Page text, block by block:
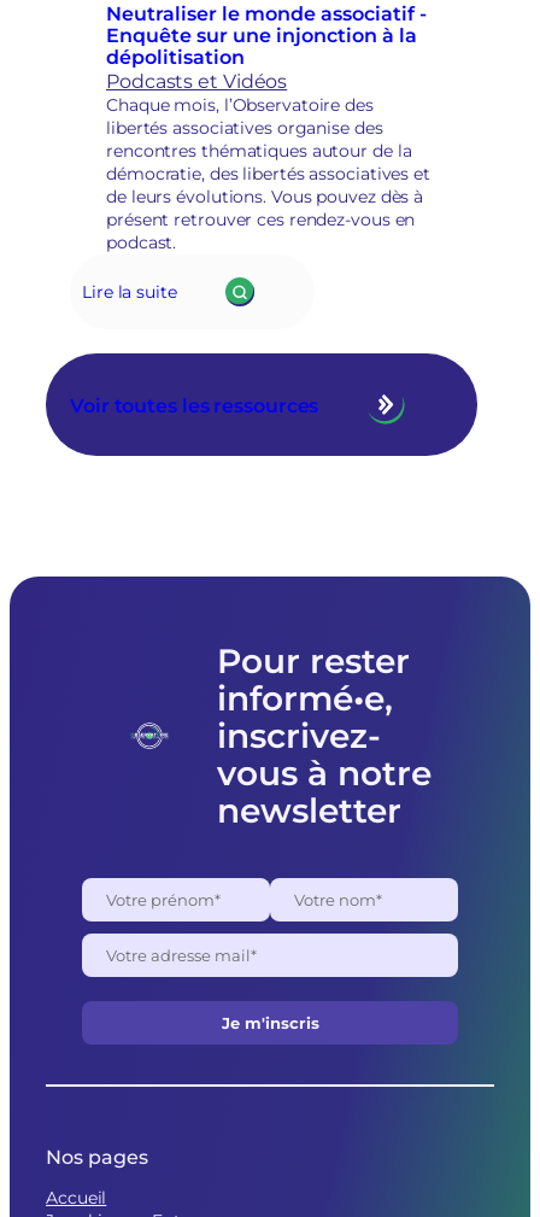
Neutraliser le monde associatif -
Enquête sur une injonction à la
dépolitisation
Podcasts et Vidéos
Chaque mois, l’Observatoire des
libertés associatives organise des
rencontres thématiques autour de la
démocratie, des libertés associatives et
de leurs évolutions. Vous pouvez dès à
présent retrouver ces rendez-vous en
podcast.
Lire la suite
Voir toutes les ressources
Pour rester
informé•e,
inscrivez-
vous à notre
newsletter
Nos pages
Accueil